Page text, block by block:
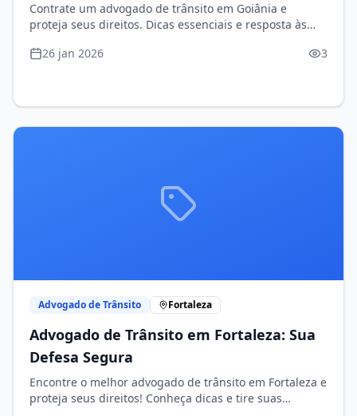
Contrate um advogado de trânsito em Goiânia e
proteja seus direitos. Dicas essenciais e resposta às
26 jan 2026
3
Advogado de Trânsito Fortaleza
Advogado de Trânsito em Fortaleza: Sua
Defesa Segura
Encontre o melhor advogado de trânsito em Fortaleza e
proteja seus direitos! Conheça dicas e tire suas